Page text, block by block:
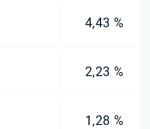
4,43 %
2,23 %
1,28 %